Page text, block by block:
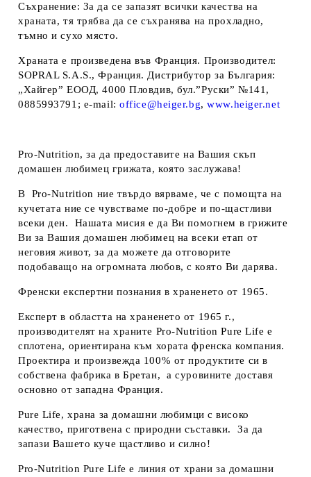
Съхранение: За да се запазят всички качества на
храната, тя трябва да се съхранява на прохладно,
тъмно и сухо място.
Храната е произведена във Франция. Производител:
SOPRAL S.A.S., Франция. Дистрибутор за България:
„Хайгер” ЕООД, 4000 Пловдив, бул.”Руски” №141,
0885993791; e-mail:office@heiger.bg,www.heiger.net
Pro-Nutrition, за да предоставите на Вашия скъп
домашен любимец грижата, която заслужава!
В Pro-Nutrition ние твърдо вярваме, че с помощта на
кучетата ние се чувстваме по-добре и по-щастливи
всеки ден. Нашата мисия е да Ви помогнем в грижите
Ви за Вашия домашен любимец на всеки етап от
неговия живот, за да можете да отговорите
подобаващо на огромната любов, с която Ви дарява.
Френски експертни познания в храненето от 1965.
Експерт в областта на храненето от 1965 г.,
производителят на храните Pro-Nutrition Pure Life е
сплотена, ориентирана към хората френска компания.
Проектира и произвежда 100% от продуктите си в
собствена фабрика в Бретан, а суровините доставя
основно от западна Франция.
Pure Life, храна за домашни любимци с високо
качество, приготвена с природни съставки. За да
запази Вашето куче щастливо и силно!
Pro-Nutrition Pure Life е линия от храни за домашни